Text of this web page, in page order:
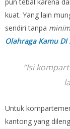
pun tebal karena
kuat. Yang lain
sendiri tanpa
Olahraga Kamu DI
“Isi
Untuk
kantong yang